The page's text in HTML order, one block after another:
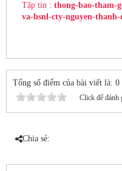
Tập tin : thong-bao-tham-
va-hsnl-cty-nguyen-
Tổng số điểm của bài viết là:
Click để đánh
Chia sẻ: